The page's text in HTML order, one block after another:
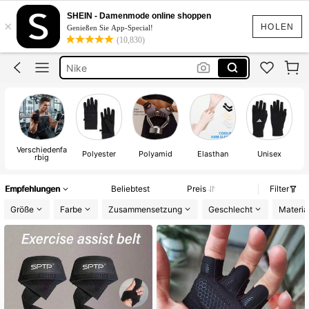
HOLEN
×
SHEIN - Damenmode online shoppen
Genießen Sie App-Special!
(10,830)
Handschuhe
Gym Handschuhe
Nike
Motorrad Handschuhe
Handschuhe
Verschiedenfa
rbig Polyester Polyamid Elasthan Unisex
Empfehlungen Beliebtest Preis
Filter
Größe
Farbe Zusammensetzung Geschlecht